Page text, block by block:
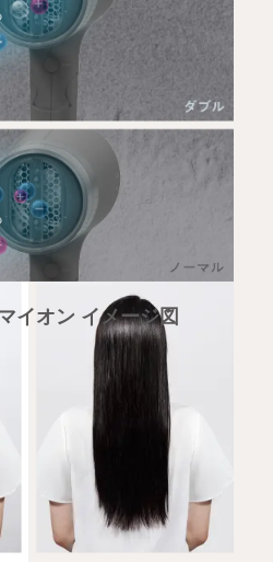
で
（当社調べ）
イオン イメージ図